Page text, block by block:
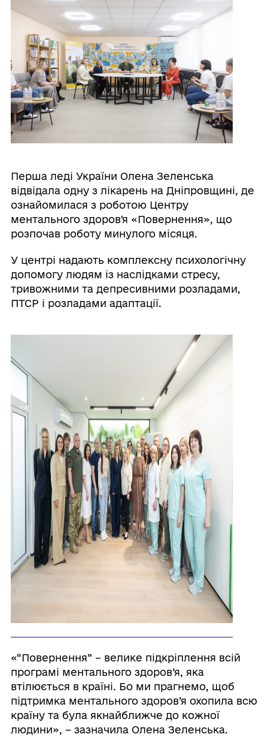
Перша леді України Олена Зеленська
відвідала одну з лікарень на Дніпровщині, де
ознайомилася з роботою Центру
ментального здоровʼя «Повернення», що
розпочав роботу минулого місяця.
У центрі надають комплексну психологічну
допомогу людям із наслідками стресу,
тривожними та депресивними розладами,
ПТСР і розладами адаптації.
«“Повернення” – велике підкріплення всій
програмі ментального здоров’я, яка
втілюється в країні. Бо ми прагнемо, щоб
підтримка ментального здоров’я охопила всю
країну та була якнайближче до кожної
людини», – зазначила Олена Зеленська.